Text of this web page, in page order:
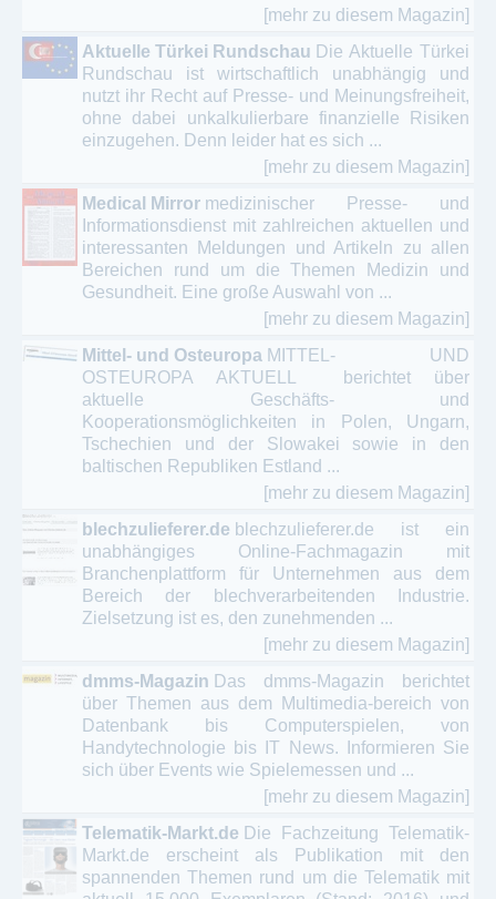
[mehr zu diesem Magazin]
Aktuelle Türkei Rundschau Die Aktuelle Türkei
Rundschau ist wirtschaftlich unabhängig und
nutzt ihr Recht auf Presse- und Meinungsfreiheit,
ohne dabei unkalkulierbare finanzielle Risiken
einzugehen. Denn leider hat es sich ...
[mehr zu diesem Magazin]
Medical Mirror medizinischer Presse- und
Informationsdienst mit zahlreichen aktuellen und
interessanten Meldungen und Artikeln zu allen
Bereichen rund um die Themen Medizin und
Gesundheit. Eine große Auswahl von ...
[mehr zu diesem Magazin]
Mittel- und Osteuropa MITTEL- UND
OSTEUROPA AKTUELL berichtet über
aktuelle Geschäfts- und
Kooperationsmöglichkeiten in Polen, Ungarn,
Tschechien und der Slowakei sowie in den
baltischen Republiken Estland ...
[mehr zu diesem Magazin]
blechzulieferer.de blechzulieferer.de ist ein
unabhängiges Online-Fachmagazin mit
Branchenplattform für Unternehmen aus dem
Bereich der blechverarbeitenden Industrie.
Zielsetzung ist es, den zunehmenden ...
[mehr zu diesem Magazin]
dmms-Magazin Das dmms-Magazin berichtet
über Themen aus dem Multimedia-bereich von
Datenbank bis Computerspielen, von
Handytechnologie bis IT News. Informieren Sie
sich über Events wie Spielemessen und ...
[mehr zu diesem Magazin]
Telematik-Markt.de Die Fachzeitung Telematik-
Markt.de erscheint als Publikation mit den
spannenden Themen rund um die Telematik mit